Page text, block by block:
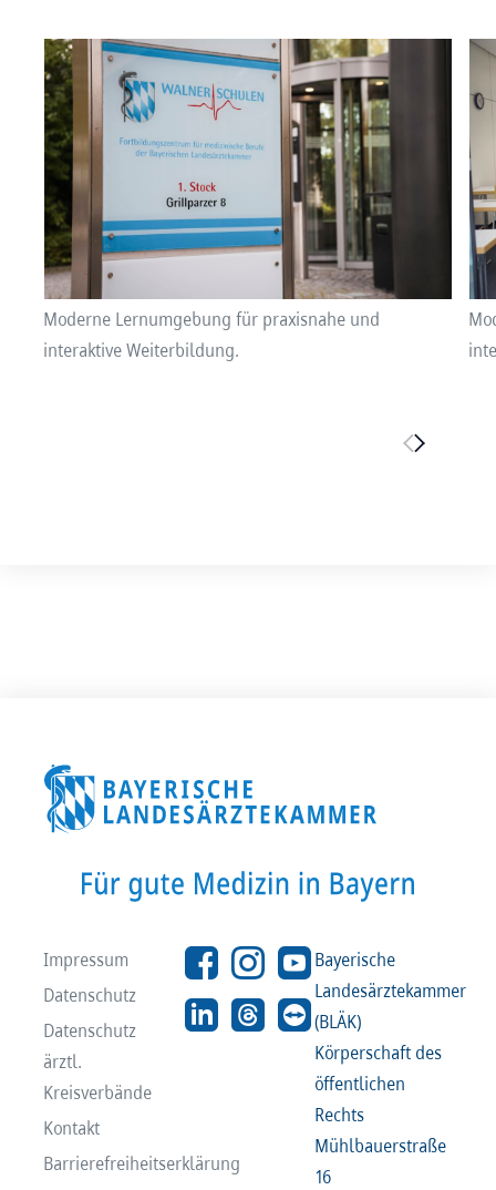
Moderne Lernumgebung für praxisnahe und
interaktive Weiterbildung.
Impressum
Datenschutz
Datenschutz
ärztl.
Kreisverbände
Kontakt
Barrierefreiheitserklärung
Bayerische
Landesärztekammer
(BLÄK)
Körperschaft des
öffentlichen
Rechts
Mühlbauerstraße
16